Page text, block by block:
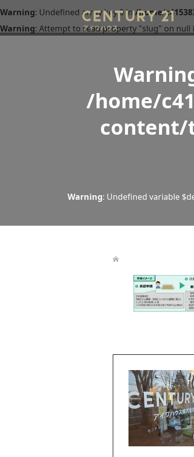
Warning: Undefined array key 0 in/home/
Warning: Attempt to read property "slug" on null
/home/
content/
Warning: Undefined variable